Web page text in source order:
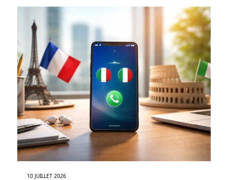
10 JUILLET 2026